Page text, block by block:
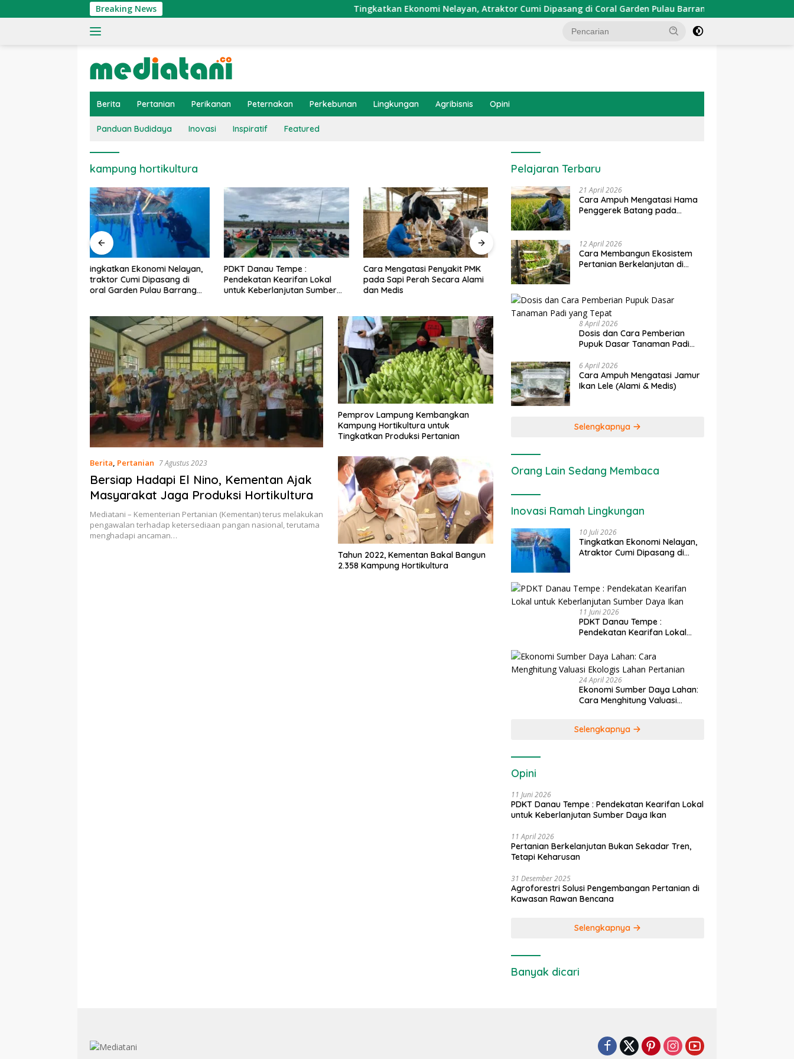
ke
Breaking News Tingkatkan Ekonomi Nelayan, Atraktor Cumi Dipasang di Coral Garden Pulau Barrang Caddi
Berita Pertanian Perikanan Peternakan Perkebunan Lingkungan Agribisnis Opini
Panduan Budidaya Inovasi Inspiratif Featured
kampung hortikultura
PDKT Danau Tempe :
Pendekatan Kearifan Lokal
untuk Keberlanjutan Sumber
Cara Mengatasi Penyakit PMK
pada Sapi Perah Secara Alami
dan Medis
Dosis dan Cara Pemupukan
Tanaman Padi pada Fase
Vegetatif Aktif yang Tepat
Penerapan IoT dalam
Pertanian Modern di Indonesia
Ekonomi Sumber Daya Lahan:
Berita, Pertanian 7 Agustus 2023
Bersiap Hadapi El Nino, Kementan Ajak
Masyarakat Jaga Produksi Hortikultura
Mediatani – Kementerian Pertanian (Kementan) terus melakukan
pengawalan terhadap ketersediaan pangan nasional, terutama
menghadapi ancaman…
Pemprov Lampung Kembangkan
Kampung Hortikultura untuk
Tingkatkan Produksi Pertanian
Tahun 2022, Kementan Bakal Bangun
2.358 Kampung Hortikultura
Pelajaran Terbaru
21 April 2026
Cara Ampuh Mengatasi Hama
Penggerek Batang pada
12 April 2026
Cara Membangun Ekosistem
Pertanian Berkelanjutan di
8 April 2026
Dosis dan Cara Pemberian
Pupuk Dasar Tanaman Padi
6 April 2026
Cara Ampuh Mengatasi Jamur
Ikan Lele (Alami & Medis)
Selengkapnya
Orang Lain Sedang Membaca
Inovasi Ramah Lingkungan
10 Juli 2026
Tingkatkan Ekonomi Nelayan,
Atraktor Cumi Dipasang di
11 Juni 2026
PDKT Danau Tempe :
Pendekatan Kearifan Lokal
Daya Ikan
24 April 2026
Ekonomi Sumber Daya Lahan:
Cara Menghitung Valuasi
Selengkapnya
Opini
11 Juni 2026
PDKT Danau Tempe : Pendekatan Kearifan Lokal
untuk Keberlanjutan Sumber Daya Ikan
11 April 2026
Pertanian Berkelanjutan Bukan Sekadar Tren,
Tetapi Keharusan
31 Desember 2025
Agroforestri Solusi Pengembangan Pertanian di
Kawasan Rawan Bencana
Selengkapnya
Banyak dicari